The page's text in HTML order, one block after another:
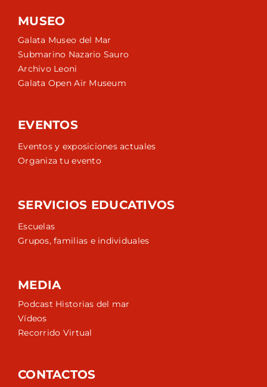
MUSEO
Galata Museo del Mar
Submarino Nazario Sauro
Archivo Leoni
Galata Open Air Museum
EVENTOS
Eventos y exposiciones actuales
Organiza tu evento
SERVICIOS EDUCATIVOS
Escuelas
Grupos, familias e individuales
MEDIA
Podcast Historias del mar
Vídeos
Recorrido Virtual
CONTACTOS